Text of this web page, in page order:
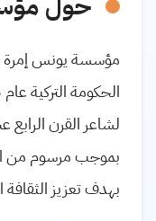
مؤسسة يونس إمرة
لشاعر القرن
بموجب مرسوم من
بهدف تعزيز الثقافة